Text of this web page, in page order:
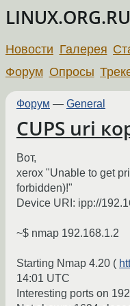
LINUX.ORG.RU
Новости Галерея
Форум Опросы
Форум — General
CUPS uri
Вот,
xerox "Unable to get
forbidden)!"
Device URI: ipp://
~$ nmap 192.168.1.2
Starting Nmap 4.20 (
14:01 UTC
Interesting ports on